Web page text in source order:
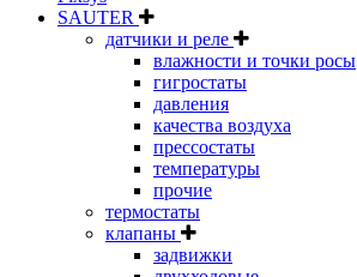
SAUTER
датчики и реле
влажности и точки росы
гигростаты
давления
качества воздуха
прессостаты
температуры
прочие
термостаты
клапаны
задвижки